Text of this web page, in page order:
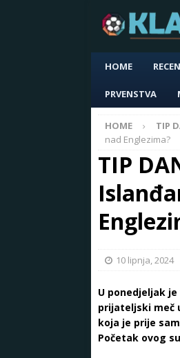
HOME
PRVENSTVA
HOME TIP
nad Englezima?
TIP
10 lipnja, 2024
U ponedjeljak
prijateljski meč
koja je prije
Početak ovog